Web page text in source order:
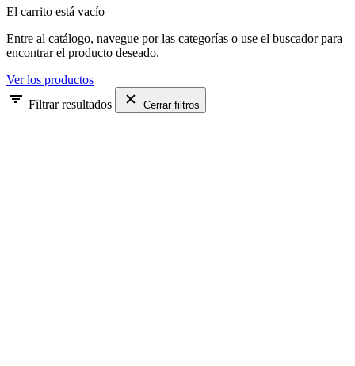
El carrito está vacío
Entre al catálogo, navegue por las categorías o use el buscador para
encontrar el producto deseado.
Ver los productos
Filtrar resultados
Cerrar filtros